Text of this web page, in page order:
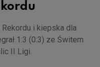
i kiepska dla
1:3 (0:3) ze Świtem
II Ligi.